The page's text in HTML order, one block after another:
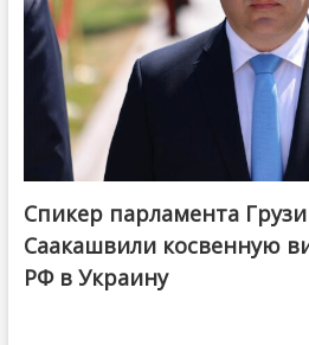
Спикер парламента
Саакашвили косвенную
РФ в Украину